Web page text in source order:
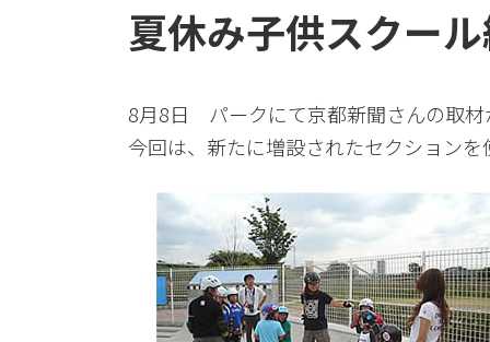
夏休み子供スクー
8月8日 パークにて京都新聞さんの取材
今回は、新たに増設されたセクション